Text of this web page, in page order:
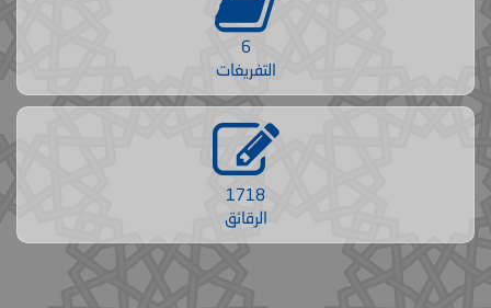
6
التفريغات
1718
الرقائق